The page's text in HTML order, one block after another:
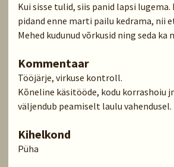
Kui sisse tulid, siis panid lapsi
pidand enne marti pailu kedrama, nii
Mehed kudunud võrkusid ning seda ka
Kommentaar
Tööjärje, virkuse kontroll.
Kõneline käsitööde, kodu korrashoiu
väljendub peamiselt laulu vahendusel.
Kihelkond
Püha